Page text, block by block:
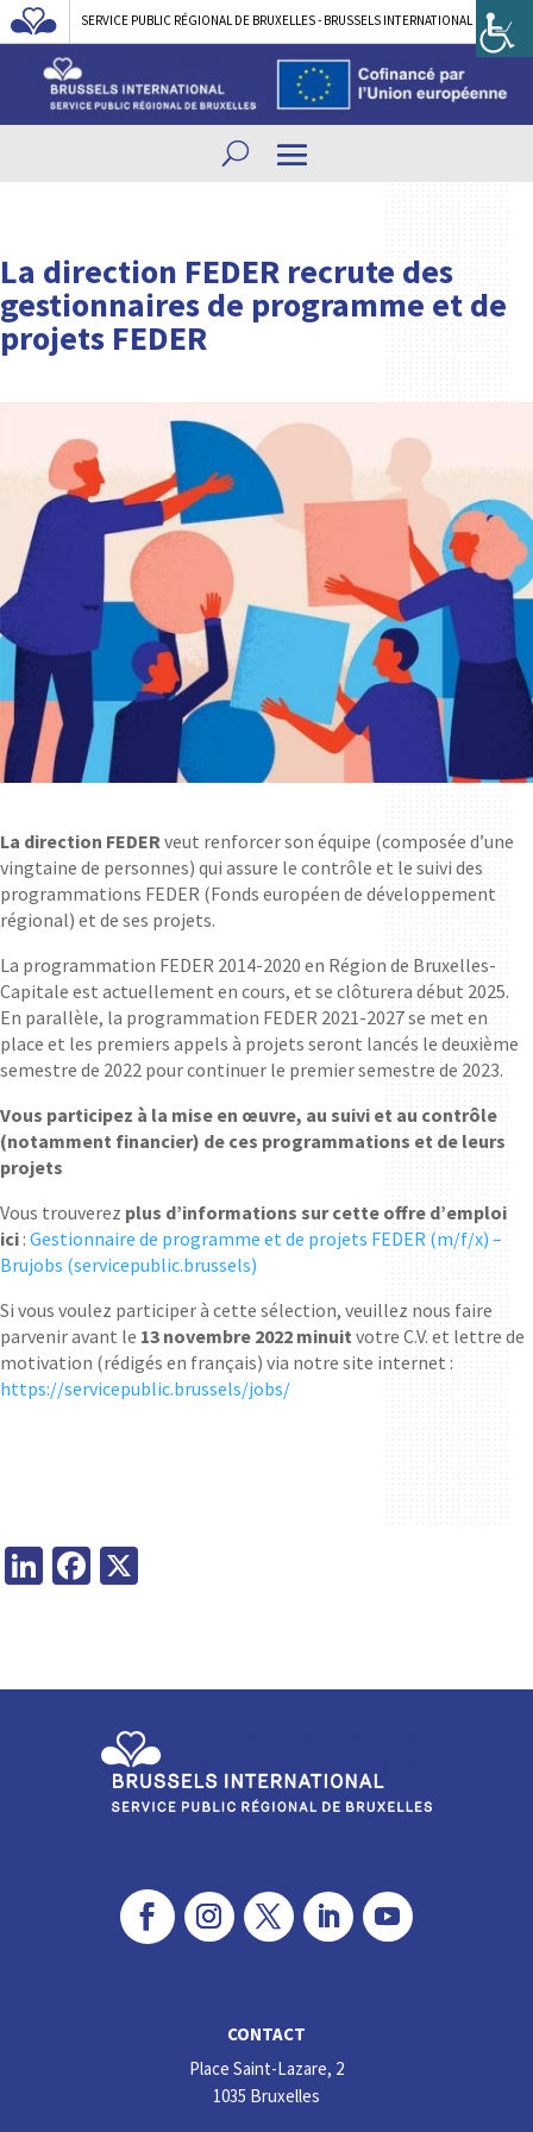
SERVICE PUBLIC RÉGIONAL DE BRUXELLES - BRUSSELS INTERNATIONAL
La direction FEDER recrute des
gestionnaires de programme et de
projets FEDER
La direction FEDERveut renforcer son équipe (composée d’une
vingtaine de personnes) qui assure le contrôle et le suivi des
programmations FEDER (Fonds européen de développement
régional) et de ses projets.
La programmation FEDER 2014-2020 en Région de Bruxelles-
Capitale est actuellement en cours, et se clôturera début 2025.
En parallèle, la programmation FEDER 2021-2027 se met en
place et les premiers appels à projets seront lancés le deuxième
semestre de 2022 pour continuer le premier semestre de 2023.
Vous participez à la mise en œuvre, au suivi et au contrôle
(notamment financier) de ces programmations et de leurs
projets
Vous trouverez plus d’informations sur cette offre d’emploi
ici : Gestionnaire de programme et de projets FEDER (m/f/x) –
Brujobs (servicepublic.brussels)
Si vous voulez participer à cette sélection, veuillez nous faire
parvenir avant le 13 novembre 2022 minuit votre C.V. et lettre de
motivation (rédigés en français) via notre site internet :
https://servicepublic.brussels/jobs/
Li
dI
Fa
o
k
CONTACT
Place Saint-Lazare, 2
1035 Bruxelles